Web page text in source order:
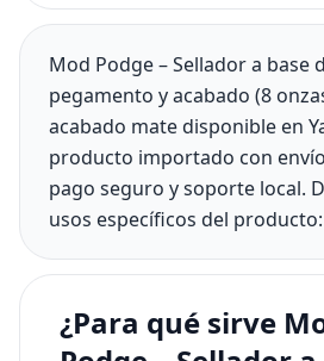
Mod Podge – Sellador a base
pegamento y acabado (8
acabado mate disponible en
producto importado con
pago seguro y soporte local.
usos específicos del
¿Para qué sirve